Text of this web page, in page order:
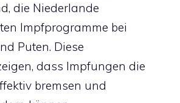
die Niederlande
Impfprogramme bei
Puten. Diese
dass Impfungen die
bremsen und